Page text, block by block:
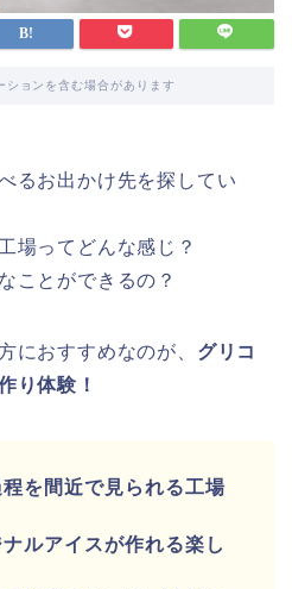
ションを含む場合があります
るお出かけ先を探してい
場ってどんな感じ？
ことができるの？
におすすめなのが、 グリコ
り体験！
を間近で見られる工場
ルアイスが作れる楽し